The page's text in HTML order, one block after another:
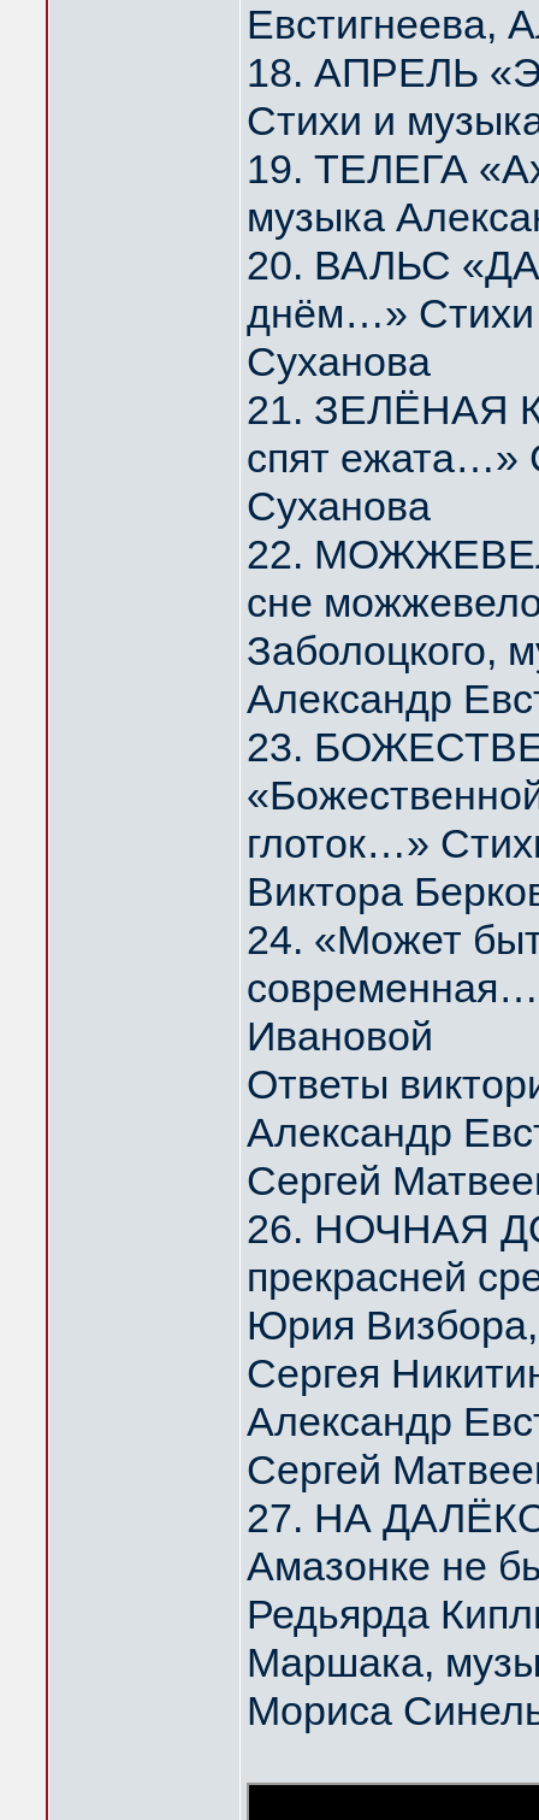
Евстигнеева,
18. АПРЕЛЬ
Стихи и
19. ТЕЛЕГА
музыка
20. ВАЛЬС «ДА
днём…» Стихи
Суханова
21. ЗЕЛЁНАЯ
спят ежата…»
Суханова
22.
сне
Заболоцкого,
Александр
23.
глоток…»
Виктора
24. «Может
Ивановой
Ответы
Александр
Сергей
26. НОЧНАЯ
прекрасней
Юрия Визбора,
Сергея
Александр
Сергей
27. НА
Амазонке не
Редьярда
Маршака,
Мориса